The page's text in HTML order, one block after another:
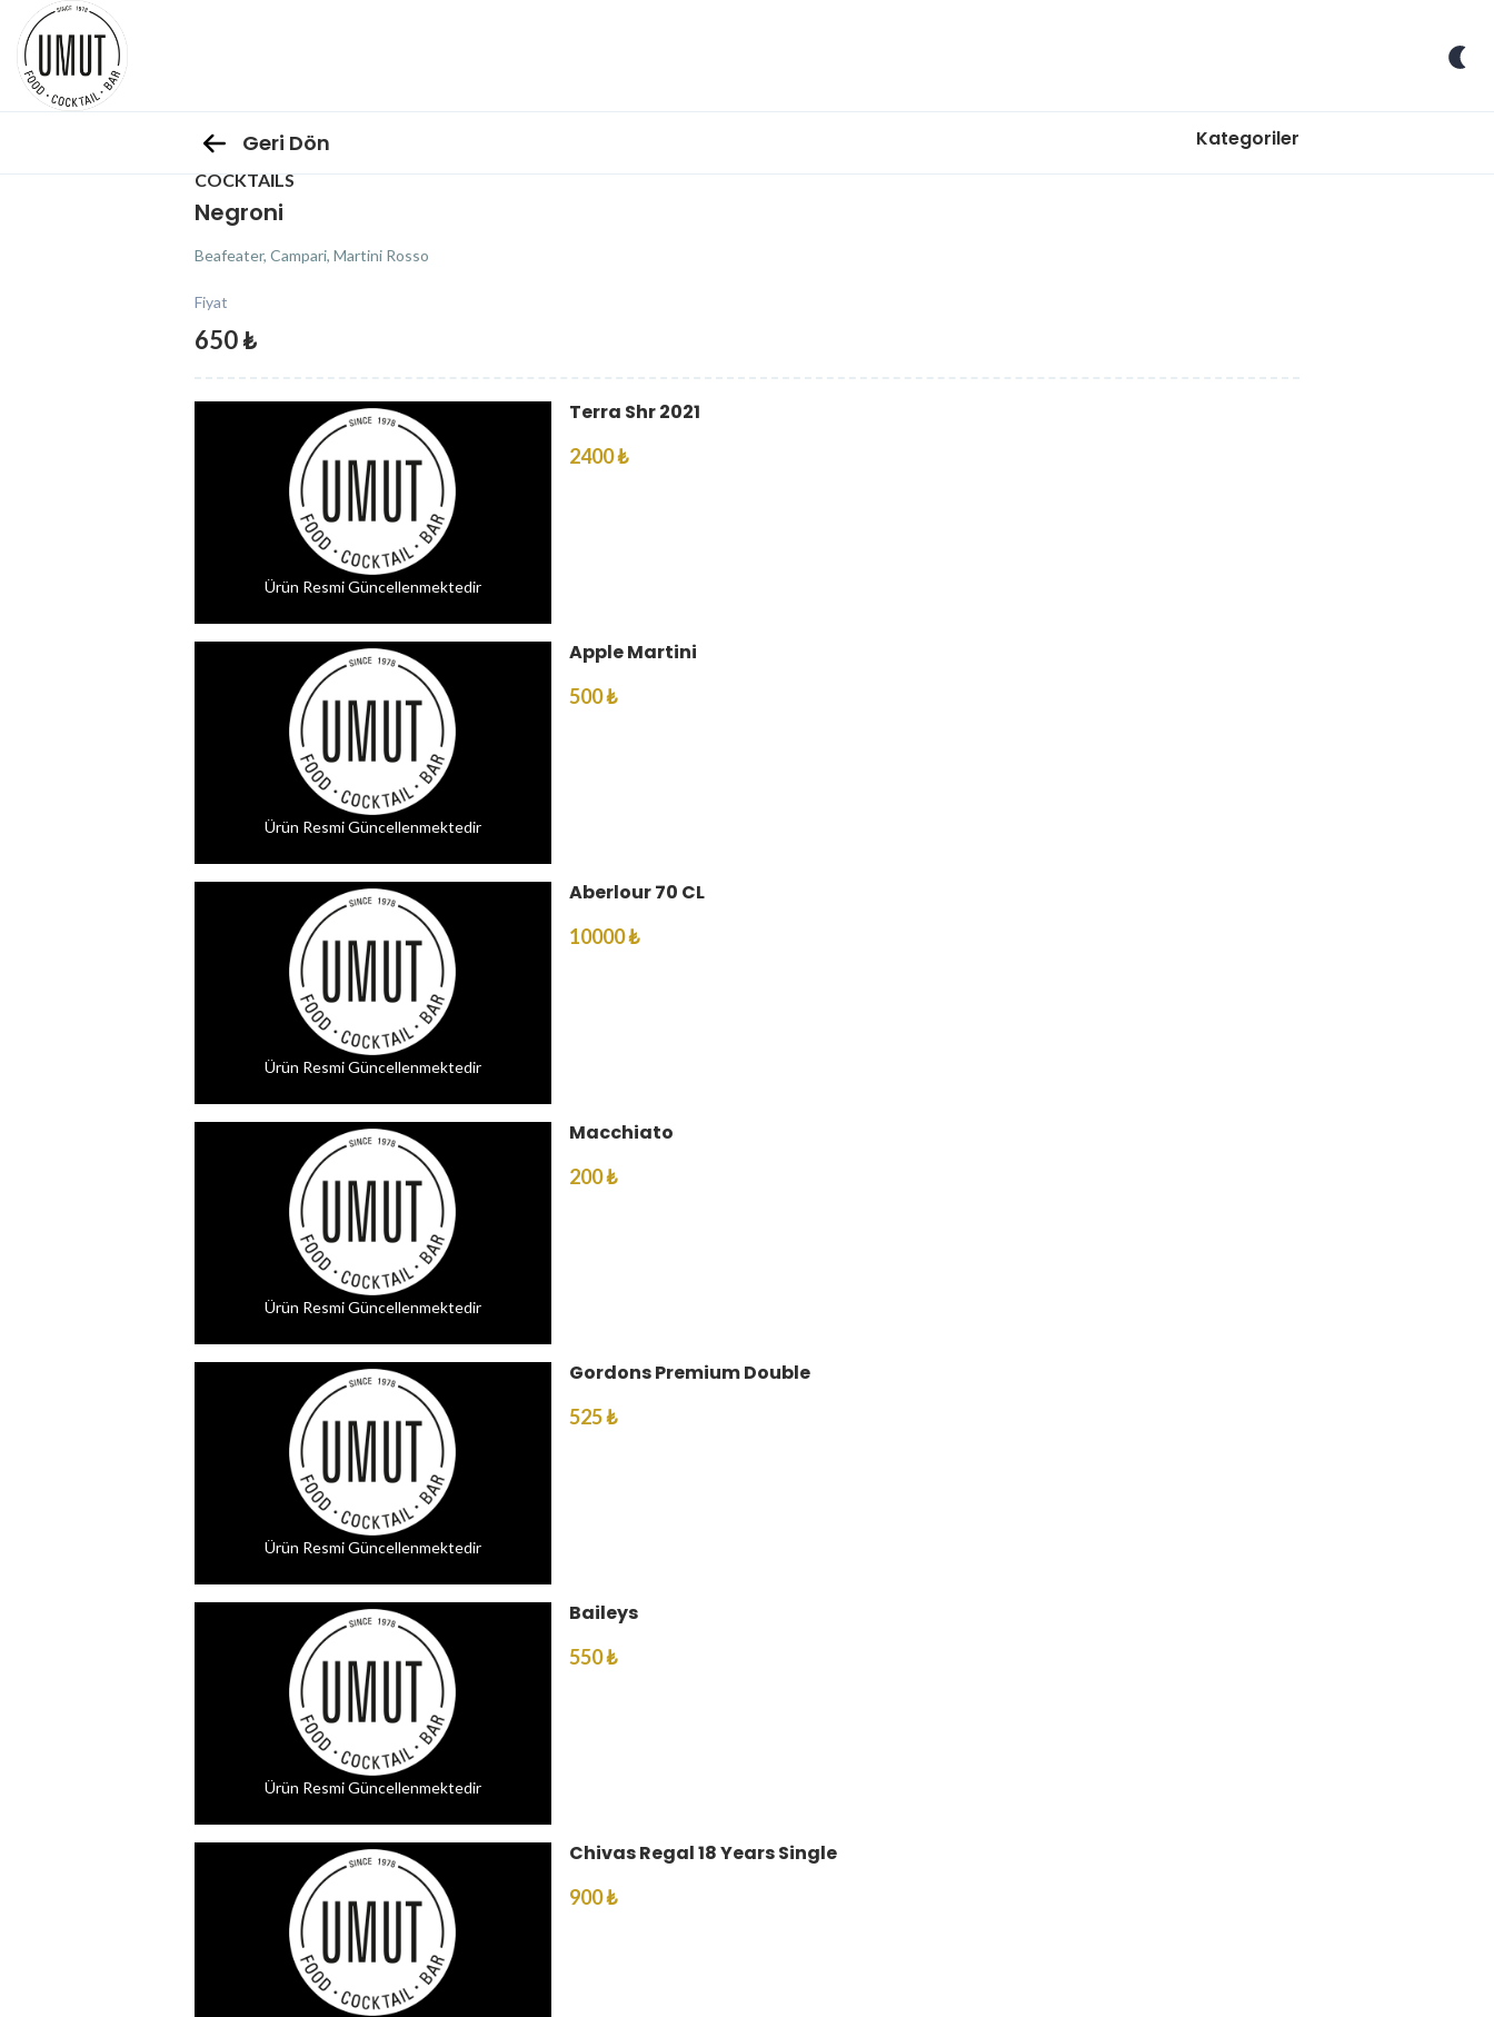
Geri Dön Kategoriler
COCKTAILS
Negroni
Beafeater, Campari, Martini Rosso
Fiyat
650 ₺
Ürün Resmi Güncellenmektedir
Terra Shr 2021
2400 ₺
Ürün Resmi Güncellenmektedir
Apple Martini
500 ₺
Ürün Resmi Güncellenmektedir
Aberlour 70 CL
10000 ₺
Ürün Resmi Güncellenmektedir
Macchiato
200 ₺
Ürün Resmi Güncellenmektedir
Gordons Premium Double
525 ₺
Ürün Resmi Güncellenmektedir
Baileys
550 ₺
Chivas Regal 18 Years Single
900 ₺